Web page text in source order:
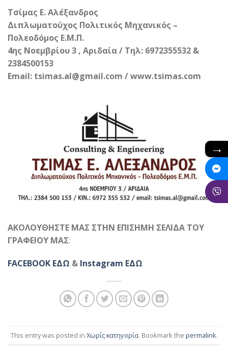
Τσίμας Ε. Αλέξανδρος
Διπλωματούχος Πολιτικός Μηχανικός –
Πολεοδόμος Ε.Μ.Π.
4ης Νοεμβρίου 3 , Αριδαία / Τηλ: 6972355532 &
2384500153
Email: tsimas.al@gmail.com / www.tsimas.com
ΑΚΟΛΟΥΘΗΣΤΕ ΜΑΣ ΣΤΗΝ ΕΠΙΣΗΜΗ ΣΕΛΙΔΑ ΤΟΥ
ΓΡΑΦΕΙΟΥ ΜΑΣ:
FACEBOOK ΕΔΩ & Instagram ΕΔΩ
This entry was posted in Χωρίς κατηγορία. Bookmark the permalink.
→